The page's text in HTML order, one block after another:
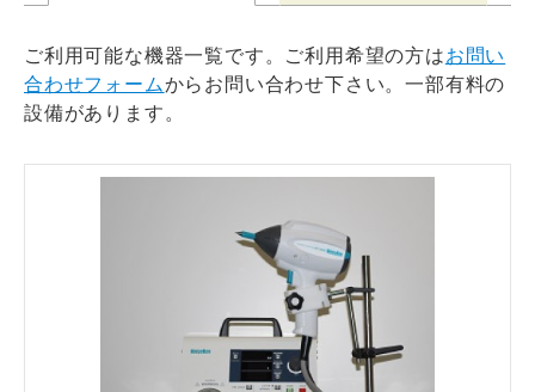
ご利用可能な機器一覧です。ご利用希望の方はお問い
合わせフォームからお問い合わせ下さい。一部有料の
設備があります。